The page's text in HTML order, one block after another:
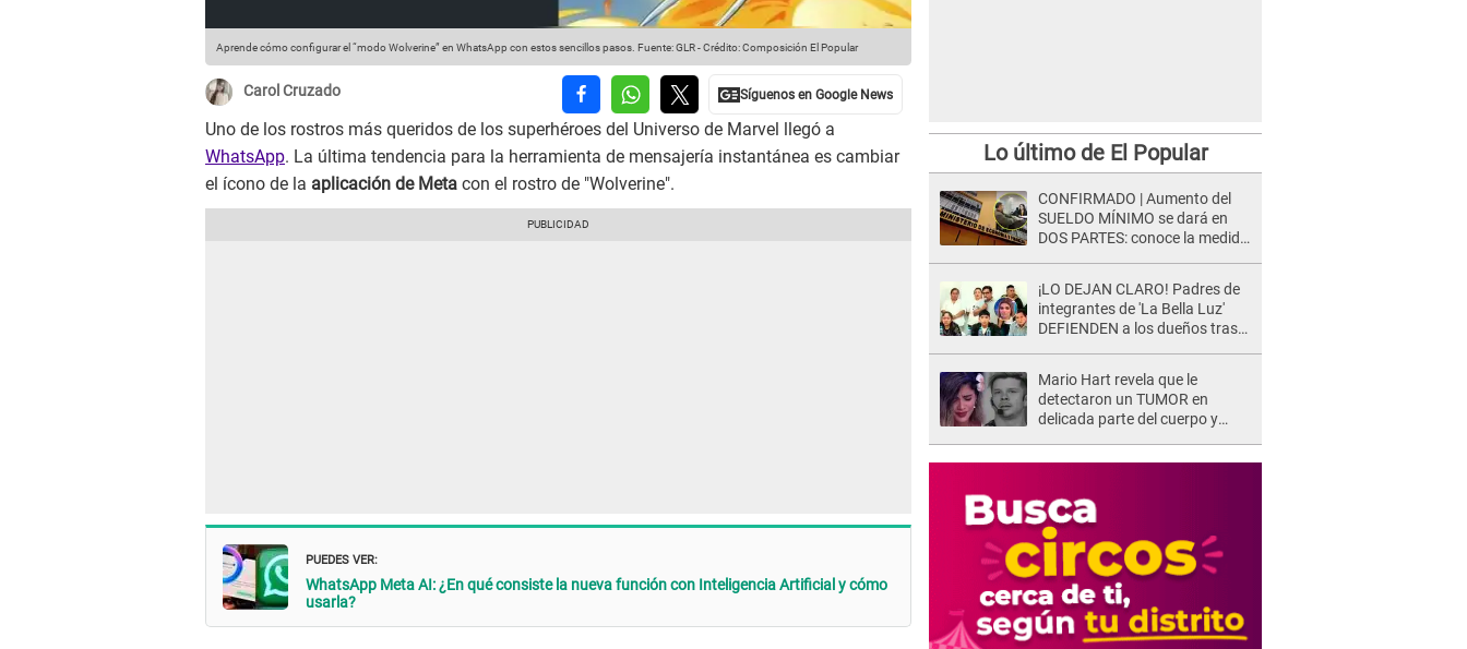
Aprende cómo configurar el “modo Wolverine” en WhatsApp con estos sencillos pasos. Fuente: GLR-Crédito: Composición El Popular
Carol Cruzado
Uno de los rostros más queridos de los superhéroes del Universo de Marvel llegó a
WhatsApp. La última tendencia para la herramienta de mensajería instantánea es cambiar
el ícono de la aplicación de Meta con el rostro de "Wolverine".
PUEDES VER:
WhatsApp Meta AI: ¿En qué consiste la nueva función con Inteligencia Artificial y cómo
usarla?
Lo último de El Popular
CONFIRMADO | Aumento del
SUELDO MÍNIMO se dará en
DOS PARTES: conoce la medida
¡LO DEJAN CLARO! Padres de
integrantes de 'La Bella Luz'
DEFIENDEN a los dueños tras
Mario Hart revela que le
detectaron un TUMOR en
delicada parte del cuerpo y